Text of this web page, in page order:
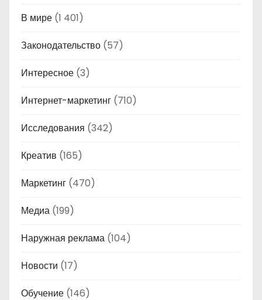
В мире (1 401)
Законодательство (57)
Интересное (3)
Интернет-маркетинг (710)
Исследования (342)
Креатив (165)
Маркетинг (470)
Медиа (199)
Наружная реклама (104)
Новости (17)
Обучение (146)